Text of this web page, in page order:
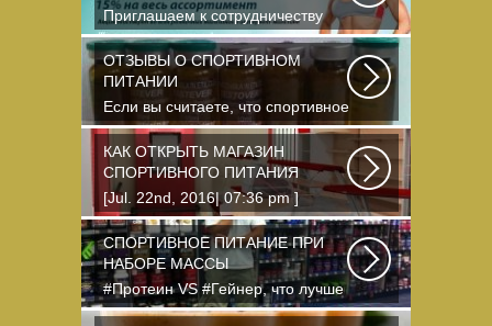
Приглашаем к сотрудничеству
организации, занимающихся
продажей спортивного...
ОТЗЫВЫ О СПОРТИВНОМ
ПИТАНИИ
Если вы считаете, что спортивное
питание — это стероиды и
протеин в шприцах...
КАК ОТКРЫТЬ МАГАЗИН
СПОРТИВНОГО ПИТАНИЯ
[Jul. 22nd, 2016| 07:36 pm ]
dkphoto Что-то я окончательно
перевел ведение...
СПОРТИВНОЕ ПИТАНИЕ ПРИ
НАБОРЕ МАССЫ
#Протеин VS #Гейнер, что лучше
для набора массы? Очень часто